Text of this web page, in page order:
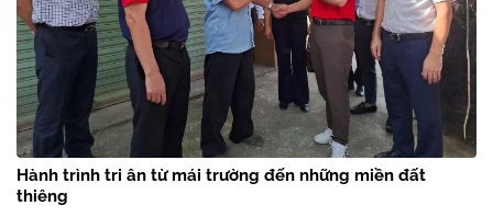
Hành trình tri ân từ mái trường đến những miền đất
thiêng